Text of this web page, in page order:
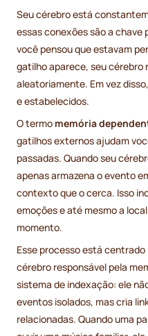
Seu cérebro está
essas conexões são a chave
você pensou que estavam
gatilho aparece, seu cérebro
aleatoriamente. Em vez
e estabelecidos.
O termo memória
gatilhos externos ajudam
passadas. Quando seu
apenas armazena o evento
contexto que o cerca. Isso
emoções e até mesmo a
momento.
Esse processo está centrado
cérebro responsável pela
sistema de indexação: ele
eventos isolados, mas cria
relacionadas. Quando uma